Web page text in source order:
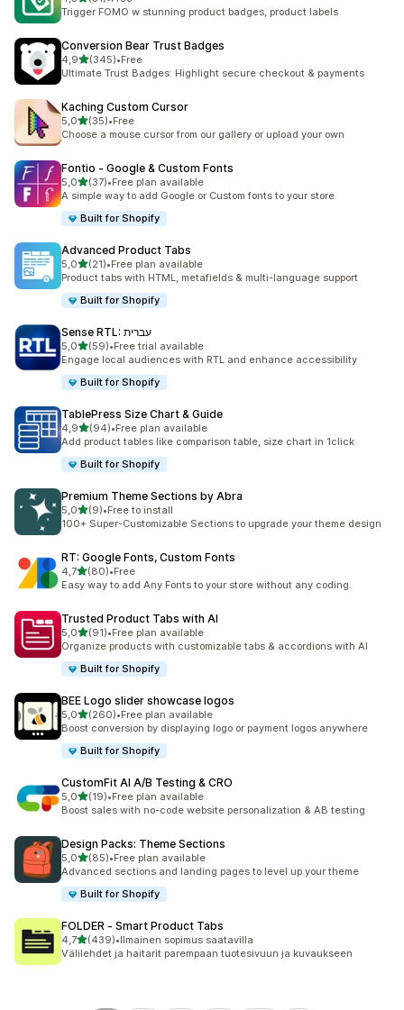
31 arvostelua yhteensä
Trigger FOMO w stunning product badges, product labels
Conversion Bear Trust Badges
4,9/ 5 tähteä
(345)
345 arvostelua yhteensä
•Free
Ultimate Trust Badges: Highlight secure checkout & payments
Kaching Custom Cursor
5,0/ 5 tähteä
(35)
35 arvostelua yhteensä
•Free
Choose a mouse cursor from our gallery or upload your own
Fontio ‑ Google & Custom Fonts
5,0/ 5 tähteä
(37)
37 arvostelua yhteensä
•Free plan available
A simple way to add Google or Custom fonts to your store
Built for Shopify
Advanced Product Tabs
5,0/ 5 tähteä
(21)
21 arvostelua yhteensä
•Free plan available
Product tabs with HTML, metafields & multi-language support
Built for Shopify
Sense RTL: עברית
5,0/ 5 tähteä
(59)
59 arvostelua yhteensä
•Free trial available
Engage local audiences with RTL and enhance accessibility
Built for Shopify
TablePress Size Chart & Guide
4,9/ 5 tähteä
(94)
94 arvostelua yhteensä
•Free plan available
Add product tables like comparison table, size chart in 1click
Built for Shopify
Premium Theme Sections by Abra
5,0/ 5 tähteä
(9)
9 arvostelua yhteensä
•Free to install
100+ Super-Customizable Sections to upgrade your theme design
RT: Google Fonts, Custom Fonts
4,7/ 5 tähteä
(80)
80 arvostelua yhteensä
•Free
Easy way to add Any Fonts to your store without any coding.
Trusted Product Tabs with AI
5,0/ 5 tähteä
(91)
91 arvostelua yhteensä
•Free plan available
Organize products with customizable tabs & accordions with AI
Built for Shopify
BEE Logo slider showcase logos
5,0/ 5 tähteä
(260)
260 arvostelua yhteensä
•Free plan available
Boost conversion by displaying logo or payment logos anywhere
Built for Shopify
CustomFit AI A/B Testing & CRO
5,0/ 5 tähteä
(19)
19 arvostelua yhteensä
•Free plan available
Boost sales with no-code website personalization & AB testing
Design Packs: Theme Sections
5,0/ 5 tähteä
(85)
85 arvostelua yhteensä
•Free plan available
Advanced sections and landing pages to level up your theme
Built for Shopify
FOLDER ‑ Smart Product Tabs
4,7/ 5 tähteä
(439)
439 arvostelua yhteensä
•Ilmainen sopimus saatavilla
Välilehdet ja haitarit parempaan tuotesivuun ja kuvaukseen